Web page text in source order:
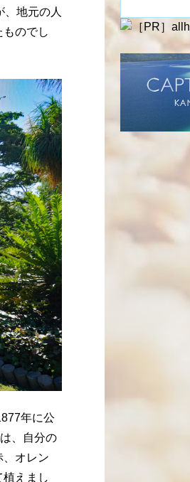
地元の人
のでし
年に公
、自分の
、オレン
えまし